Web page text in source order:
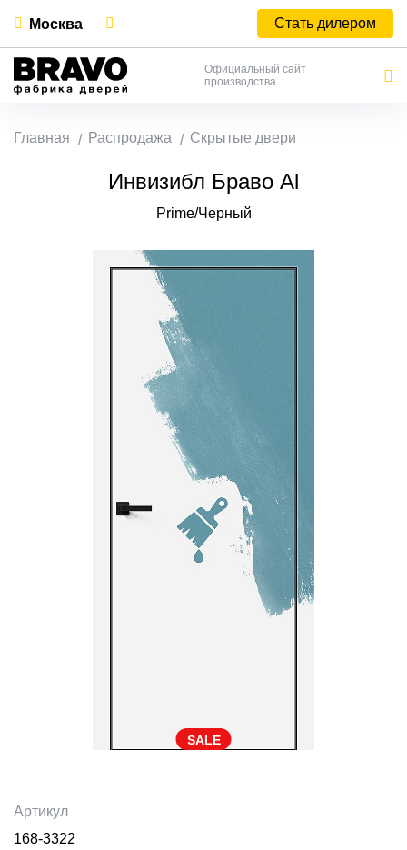
Москва Стать дилером
Официальный сайт
производства
Главная Распродажа Скрытые двери
Инвизибл Браво Al
Prime/Черный
SALE
Артикул
168-3322